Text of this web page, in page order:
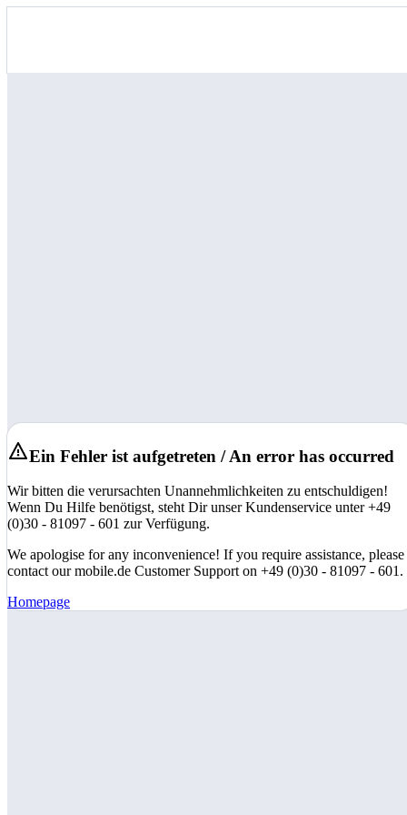
Ein Fehler ist aufgetreten / An error has occurred
Wir bitten die verursachten Unannehmlichkeiten zu entschuldigen!
Wenn Du Hilfe benötigst, steht Dir unser Kundenservice unter +49
(0)30 - 81097 - 601 zur Verfügung.
We apologise for any inconvenience! If you require assistance, please
contact our mobile.de Customer Support on +49 (0)30 - 81097 - 601.
Homepage